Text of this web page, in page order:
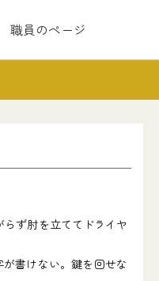
職員のページ
ず肘を立ててドライヤ
書けない。鍵を回せな